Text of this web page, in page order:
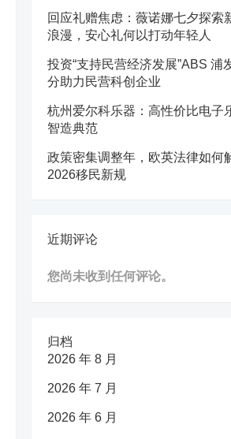
回应礼赠焦虑：薇诺娜七夕探索
浪漫，安心礼何以打动年轻人
投资“支持民营经济发展”ABS 浦
分助力民营科创企业
杭州爱尔科乐器：高性价比电子
智造典范
政策密集调整年，欧英法律如何
2026移民新规
近期评论
您尚未收到任何评论。
归档
2026 年 8 月
2026 年 7 月
2026 年 6 月